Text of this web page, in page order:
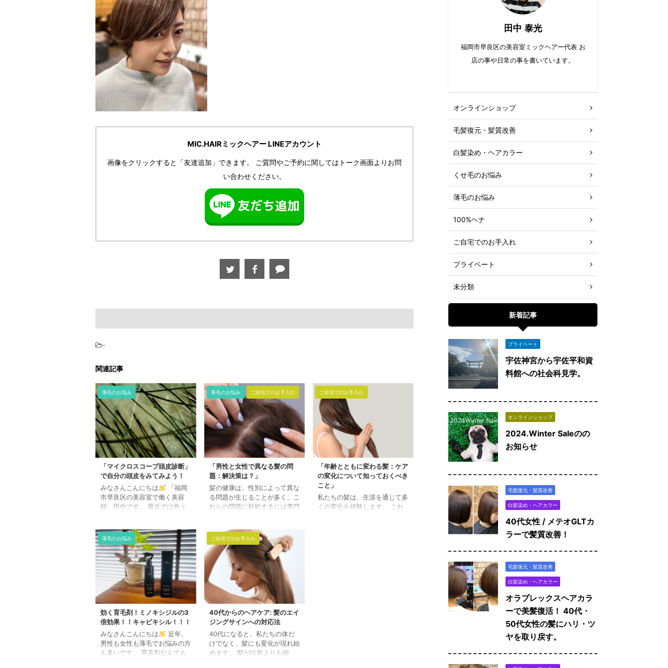
MIC.HAIRミックヘアー LINEアカウント
画像をクリックすると「友達追加」できます。
ご質問やご予約に関してはトーク画面よりお問
い合わせください。
-
関連記事
薄毛のお悩み
「マイクロスコープ頭皮診断」
で自分の頭皮をみてみよう！
みなさんこんにちは
「福岡
市早良区の美容室で働く美容
師」田中です。 最近では色々
のはというと、、、 マイクロ
スコープ頭皮診断。 毛の状態
や髪の状態などを詳しく調べる
ことができます。 特に頭皮の
お悩みを持っているお客さんが
増えましたので、 トラブル解
決やトラブルの予防、薄毛対策
などに使えればとおもい導入し
ました。 毛穴の状態や、髪の
毛に付着しているものの確認な
どできます。 毎日シャンプー
しているから大丈夫！ なんて
思って ...
薄毛のお悩み ご自宅でのお手入れ
「男性と女性で異なる髪の問
題：解決策は？」
髪の健康は、性別によって異な
る問題が生じることが多く、こ
れらの問題に対処するには専門
法を基に、男性と女性の髪の問
題とその解決策を深掘りしま
す。 目次 男性の髪の問題：男
性型脱毛症（AGA） 解決策 女
性の髪の問題：女性型脱毛症
（FAGA）とダメージヘア 解決
策 共通の解決策：頭皮ケアと
栄養 まとめ 男性の髪の問題：
男性型脱毛症（AGA） 男性型
脱毛症は、遺伝と男性ホルモン
（テストステロン）が変換され
る際に生成されるジヒドロテス
トステロン（DHT）の影 ...
ご自宅でのお手入れ
「年齢とともに変わる髪：ケア
の変化について知っておくべき
こと」
私たちの髪は、生涯を通じて多
くの変化を経験します。 これ
薄毛のお悩み
効く育毛剤！ミノキシジルの3
倍効果！！キャピキシル！！！
みなさんこんにちは
近年、
男性も女性も薄毛でお悩みの方
も多いです。 育毛剤なんても
ご自宅でのお手入れ
40代からのヘアケア: 髪のエイ
ジングサインへの対応法
40代になると、私たちの体だ
けでなく、髪にも変化が現れ始
めます。 髪が以前よりも細
田中 泰光
福岡市早良区の美容室ミックヘアー代表 お
店の事や日常の事を書いています。
オンラインショップ
毛髪復元・髪質改善
白髪染め・ヘアカラー
くせ毛のお悩み
薄毛のお悩み
100%ヘナ
ご自宅でのお手入れ
プライベート
未分類
新着記事
プライベート
宇佐神宮から宇佐平和資
料館への社会科見学。
オンラインショップ
2024.Winter Saleのの
お知らせ
毛髪復元・髪質改善
白髪染め・ヘアカラー
40代女性 / メテオGLTカ
ラーで髪質改善！
毛髪復元・髪質改善
白髪染め・ヘアカラー
オラプレックスヘアカラ
ーで美髪復活！ 40代・
50代女性の髪にハリ・ツ
ヤを取り戻す。